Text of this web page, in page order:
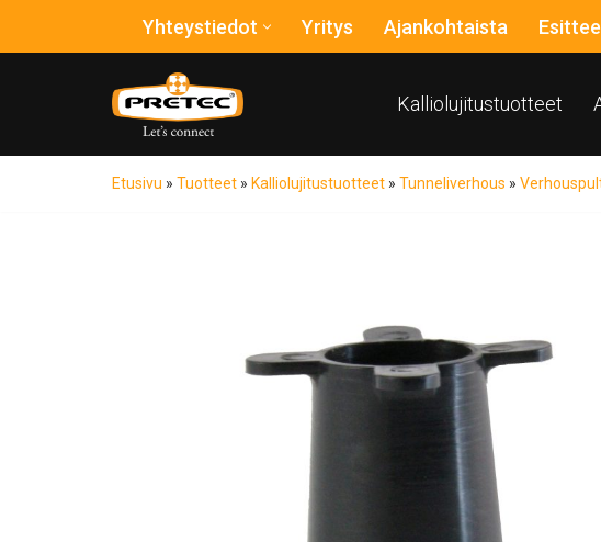
Yhteystiedot Yritys Ajankohtaista
Kalliolujitustuotteet
Etusivu » Tuotteet » Kalliolujitustuotteet » Tunneliverhous »